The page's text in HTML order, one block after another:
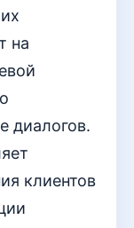
на
диалогов.
клиентов